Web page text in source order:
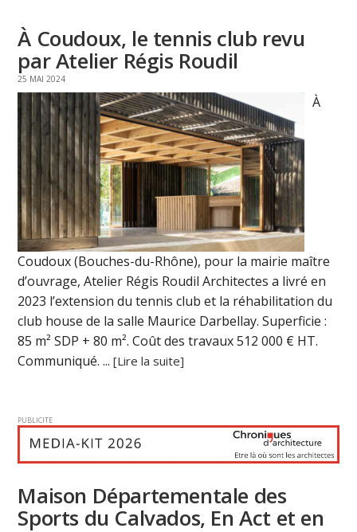
À Coudoux, le tennis club revu
par Atelier Régis Roudil
25 MAI 2024
À
Coudoux (Bouches-du-Rhône), pour la mairie maître
d’ouvrage, Atelier Régis Roudil Architectes a livré en
2023 l’extension du tennis club et la réhabilitation du
club house de la salle Maurice Darbellay. Superficie :
85 m² SDP + 80 m². Coût des travaux 512 000 € HT.
Communiqué. ...[Lire la suite]
PUBLICITE
Maison Départementale des
Sports du Calvados, En Act et en